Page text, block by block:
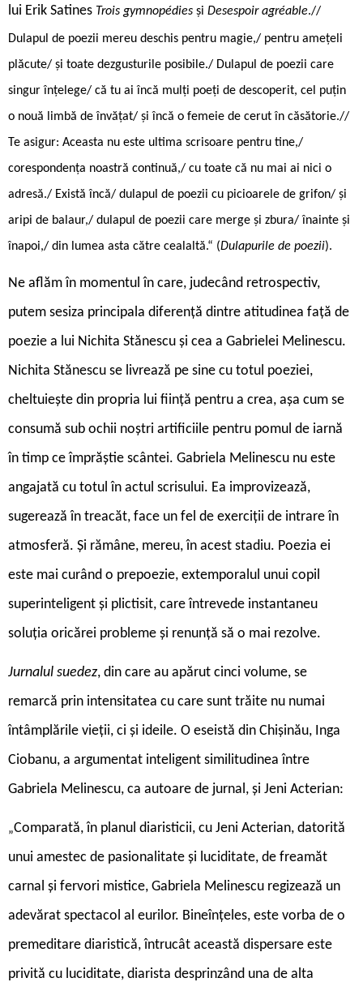
lui Erik Satines Trois gymnopédies și Desespoir agréable.//
Dulapul de poezii mereu deschis pentru magie,/ pentru amețeli
plăcute/ și toate dezgusturile posibile./ Dulapul de poezii care
singur înțelege/ că tu ai încă mulți poeți de descoperit, cel puțin
o nouă limbă de învățat/ și încă o femeie de cerut în căsătorie.//
Te asigur: Aceasta nu este ultima scrisoare pentru tine,/
corespondența noastră continuă,/ cu toate că nu mai ai nici o
adresă./ Există încă/ dulapul de poezii cu picioarele de grifon/ și
aripi de balaur,/ dulapul de poezii care merge și zbura/ înainte și
înapoi,/ din lumea asta către cealaltă.“ (Dulapurile de poezii).
Ne aflăm în momentul în care, judecând retrospectiv,
putem sesiza principala diferență dintre atitudinea față de
poezie a lui Nichita Stănescu și cea a Gabrielei Melinescu.
Nichita Stănescu se livrează pe sine cu totul poeziei,
cheltuiește din propria lui ființă pentru a crea, așa cum se
consumă sub ochii noștri artificiile pentru pomul de iarnă
în timp ce împrăștie scântei. Gabriela Melinescu nu este
angajată cu totul în actul scrisului. Ea improvizează,
sugerează în treacăt, face un fel de exerciții de intrare în
atmosferă. Și rămâne, mereu, în acest stadiu. Poezia ei
este mai curând o prepoezie, extemporalul unui copil
superinteligent și plictisit, care întrevede instantaneu
soluția oricărei probleme și renunță să o mai rezolve.
Jurnalul suedez, din care au apărut cinci volume, se
remarcă prin intensitatea cu care sunt trăite nu numai
întâmplările vieții, ci și ideile. O eseistă din Chișinău, Inga
Ciobanu, a argumentat inteligent similitudinea între
Gabriela Melinescu, ca autoare de jurnal, și Jeni Acterian:
„Comparată, în planul diaristicii, cu Jeni Acterian, datorită
unui amestec de pasionalitate și luciditate, de freamăt
carnal și fervori mistice, Gabriela Melinescu regizează un
adevărat spectacol al eurilor. Bineînțeles, este vorba de o
premeditare diaristică, întrucât această dispersare este
privită cu luciditate, diarista desprinzând una de alta